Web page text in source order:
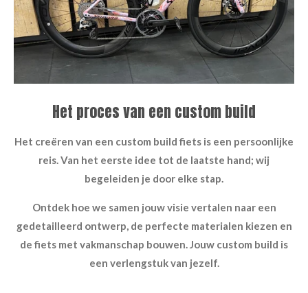
Het proces van een custom build
Het creëren van een custom build fiets is een persoonlijke
reis. Van het eerste idee tot de laatste hand; wij
begeleiden je door elke stap.
Ontdek hoe we samen jouw visie vertalen naar een
gedetailleerd ontwerp, de perfecte materialen kiezen en
de fiets met vakmanschap bouwen. Jouw custom build is
een verlengstuk van jezelf.